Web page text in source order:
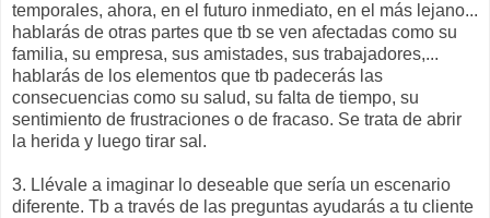
temporales, ahora, en el futuro inmediato, en el más lejano...
hablarás de otras partes que tb se ven afectadas como su
familia, su empresa, sus amistades, sus trabajadores,...
hablarás de los elementos que tb padecerás las
consecuencias como su salud, su falta de tiempo, su
sentimiento de frustraciones o de fracaso. Se trata de abrir
la herida y luego tirar sal.
3. Llévale a imaginar lo deseable que sería un escenario
diferente. Tb a través de las preguntas ayudarás a tu cliente